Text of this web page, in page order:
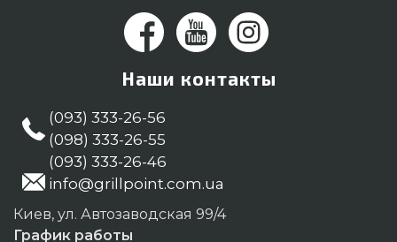
Наши контакты
(093) 333-26-56
(098) 333-26-55
(093) 333-26-46
info@grillpoint.com.ua
Киев, ул. Автозаводская 99/4
График работы